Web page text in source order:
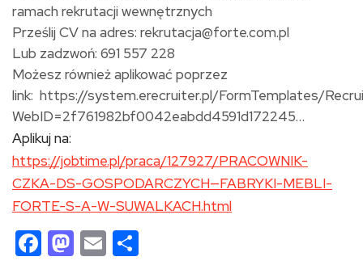
ramach rekrutacji wewnętrznych
Prześlij CV na adres: rekrutacja@forte.com.pl
Lub zadzwoń: 691 557 228
Możesz również aplikować poprzez
link: https://system.erecruiter.pl/FormTemplates/
WebID=2f761982bf0042eabdd4591d172245…
Aplikuj na:
https://jobtime.pl/praca/127927/PRACOWNIK-
CZKA-DS-GOSPODARCZYCH—FABRYKI-MEBLI-
FORTE-S-A-W-SUWALKACH.html
Facebook
Mastodon
Email